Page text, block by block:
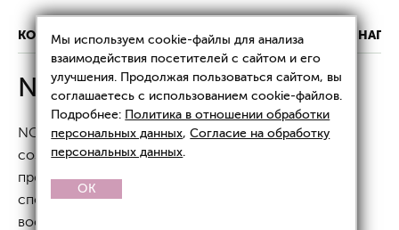
КОНТАКТЫ ИНФОРМАЦИЯ О КЛИНИКЕ НАШИ
NCTF 135
NCTF 135 — линейка инъекционных препаратов,
созданных французской лабораторией Filorga для
проведения процедуры
способствуют восстановлению кожного баланса,
восполняют дефицит влаги и устраняют признаки
Мы используем cookie-файлы для анализа
взаимодействия посетителей с сайтом и его
улучшения. Продолжая пользоваться сайтом, вы
соглашаетесь с использованием cookie-файлов.
Подробнее: Политика в отношении обработки
персональных данных,Согласие на обработку
персональных данных.
OK